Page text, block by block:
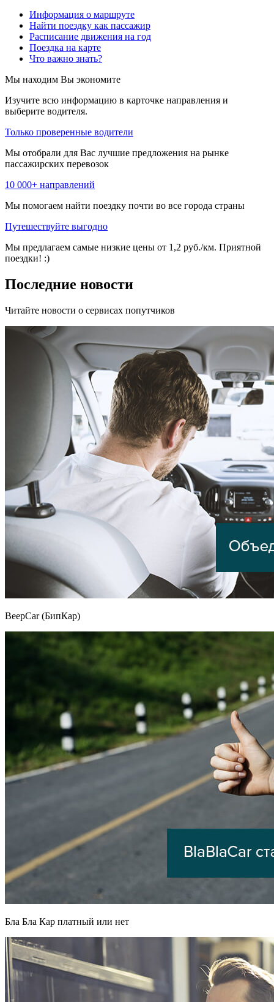
Информация о маршруте
Найти поездку как пассажир
Расписание движения на год
Поездка на карте
Что важно знать?
Мы находим Вы экономите
Изучите всю информацию в карточке направления и
выберите водителя.
Только проверенные водители
Мы отобрали для Вас лучшие предложения на рынке
пассажирских перевозок
10 000+ направлений
Мы помогаем найти поездку почти во все города страны
Путешествуйте выгодно
Мы предлагаем самые низкие цены от 1,2 руб./км. Приятной
поездки! :)
Последние новости
Читайте новости о сервисах попутчиков
BeepCar (БипКар)
Бла Бла Кар платный или нет